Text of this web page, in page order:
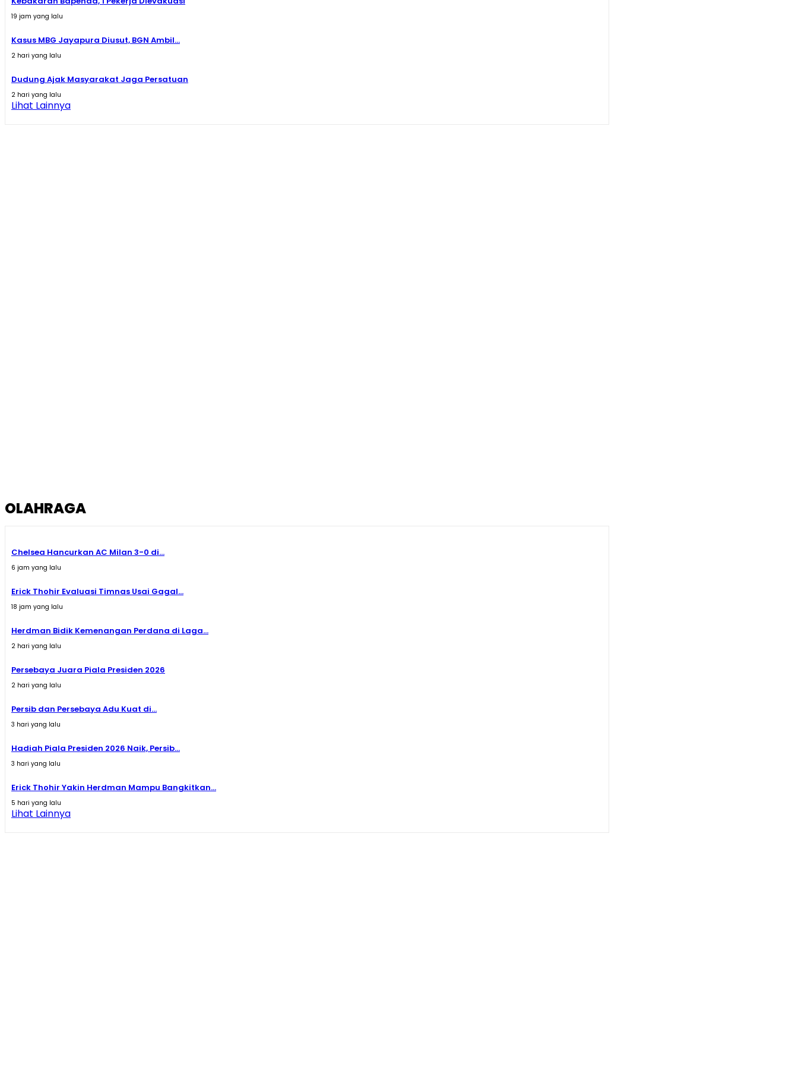
19 jam yang lalu
Kasus MBG Jayapura Diusut, BGN Ambil...
2 hari yang lalu
Dudung Ajak Masyarakat Jaga Persatuan
2 hari yang lalu
Lihat Lainnya
OLAHRAGA
Chelsea Hancurkan AC Milan 3-0 di...
6 jam yang lalu
Erick Thohir Evaluasi Timnas Usai Gagal...
18 jam yang lalu
Herdman Bidik Kemenangan Perdana di Laga...
2 hari yang lalu
Persebaya Juara Piala Presiden 2026
2 hari yang lalu
Persib dan Persebaya Adu Kuat di...
3 hari yang lalu
Hadiah Piala Presiden 2026 Naik, Persib...
3 hari yang lalu
Erick Thohir Yakin Herdman Mampu Bangkitkan...
5 hari yang lalu
Lihat Lainnya